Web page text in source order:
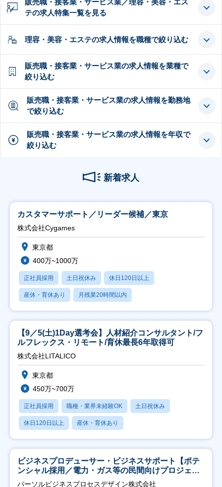
販売職・接客業・サービス業／理容・美容・エス
テの求人特集一覧を見る
理容・美容・エステの求人情報を職種で絞り込む
販売職・接客業・サービス業の求人情報を業種で
絞り込む
販売職・接客業・サービス業の求人情報を勤務地
で絞り込む
販売職・接客業・サービス業の求人情報を年収で
絞り込む
新着求人
カスタマーサポート／リーダー候補／東京
株式会社Cygames
東京都
400万~1000万
正社員採用 土日祝休み 休日120日以上
産休・育休あり 月残業20時間以内
【9／5(土)1Day選考会】人材紹介コンサルタント/フ
ルフレックス・リモート/育休最長6年取得可
株式会社LITALICO
東京都
450万~700万
正社員採用 職種・業界未経験OK 土日祝休み
休日120日以上 産休・育休あり
ビジネスプロデューサー・ビジネスサポート【ポテ
ンシャル採用／電力・ガス等の民間向けプロジェク
ト推進】
パーソルビジネスプロセスデザイン株式会社